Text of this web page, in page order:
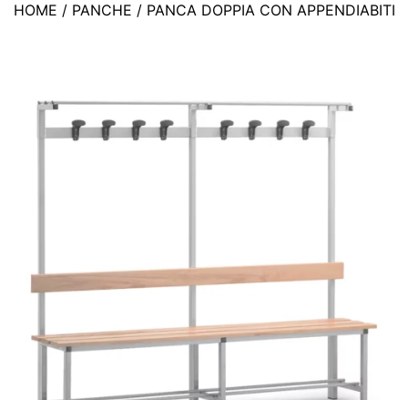
HOME / PANCHE / PANCA DOPPIA CON APPENDIABITI